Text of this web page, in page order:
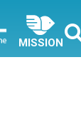
MISSION